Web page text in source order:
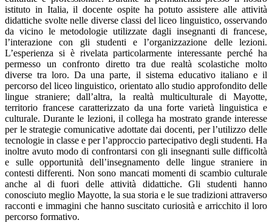
istituto in Italia, il docente ospite ha potuto assistere alle attività
didattiche svolte nelle diverse classi del liceo linguistico, osservando
da vicino le metodologie utilizzate dagli insegnanti di francese,
l’interazione con gli studenti e l’organizzazione delle lezioni.
L’esperienza si è rivelata particolarmente interessante perché ha
permesso un confronto diretto tra due realtà scolastiche molto
diverse tra loro. Da una parte, il sistema educativo italiano e il
percorso del liceo linguistico, orientato allo studio approfondito delle
lingue straniere; dall’altra, la realtà multiculturale di Mayotte,
territorio francese caratterizzato da una forte varietà linguistica e
culturale. Durante le lezioni, il collega ha mostrato grande interesse
per le strategie comunicative adottate dai docenti, per l’utilizzo delle
tecnologie in classe e per l’approccio partecipativo degli studenti. Ha
inoltre avuto modo di confrontarsi con gli insegnanti sulle difficoltà
e sulle opportunità dell’insegnamento delle lingue straniere in
contesti differenti. Non sono mancati momenti di scambio culturale
anche al di fuori delle attività didattiche. Gli studenti hanno
conosciuto meglio Mayotte, la sua storia e le sue tradizioni attraverso
racconti e immagini che hanno suscitato curiosità e arricchito il loro
percorso formativo.